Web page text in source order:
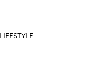
LIFESTYLE